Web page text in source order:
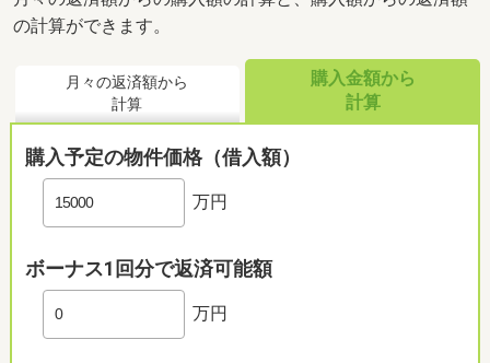
の計算ができます。
月々の返済額から
計算
購入金額から
計算
購入予定の物件価格（借入額）
万円
ボーナス1回分で返済可能額
万円